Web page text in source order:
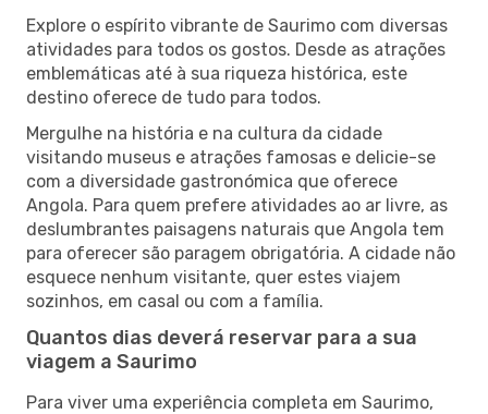
Explore o espírito vibrante de Saurimo com diversas
atividades para todos os gostos. Desde as atrações
emblemáticas até à sua riqueza histórica, este
destino oferece de tudo para todos.
Mergulhe na história e na cultura da cidade
visitando museus e atrações famosas e delicie-se
com a diversidade gastronómica que oferece
Angola. Para quem prefere atividades ao ar livre, as
deslumbrantes paisagens naturais que Angola tem
para oferecer são paragem obrigatória. A cidade não
esquece nenhum visitante, quer estes viajem
sozinhos, em casal ou com a família.
Quantos dias deverá reservar para a sua
viagem a Saurimo
Para viver uma experiência completa em Saurimo,